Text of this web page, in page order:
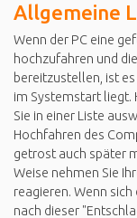
Allgemeine
Wenn der PC eine
hochzufahren und
bereitzustellen, ist
im Systemstart liegt.
Sie in einer Liste
Hochfahren des
getrost auch später
Weise nehmen Sie
reagieren. Wenn
nach dieser